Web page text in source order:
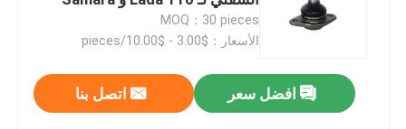
عموم زيت المحرك
طقم إصلاح ناقل الحركة الأوتوماتيكي
2108290418501
MOQ：30 pieces
الأسعار：$3.00 - $10.00/pieces
افضل سعر اتصل بنا